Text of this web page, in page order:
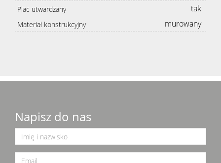
Plac utwardzany tak
Materiał konstrukcyjny murowany
Napisz do nas